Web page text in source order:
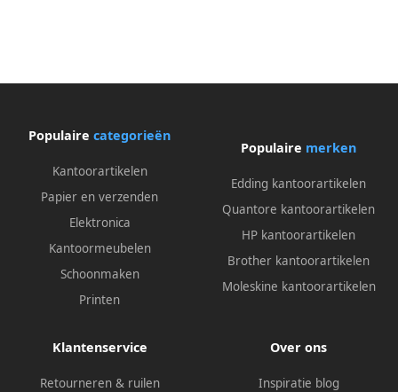
Populaire categorieën
Kantoorartikelen
Papier en verzenden
Elektronica
Kantoormeubelen
Schoonmaken
Printen
Populaire merken
Edding kantoorartikelen
Quantore kantoorartikelen
HP kantoorartikelen
Brother kantoorartikelen
Moleskine kantoorartikelen
Klantenservice
Retourneren & ruilen
Over ons
Inspiratie blog